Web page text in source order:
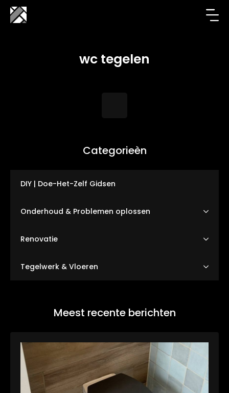
wc tegelen
Categorieèn
DIY | Doe-Het-Zelf Gidsen
Onderhoud & Problemen oplossen
Renovatie
Tegelwerk & Vloeren
Meest recente berichten